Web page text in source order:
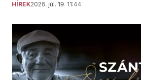
HÍREK2026. júl. 19. 11:44